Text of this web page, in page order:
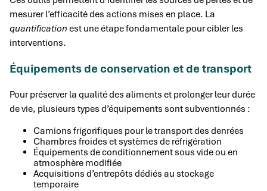
mesurer l’efficacité des actions mises en place. La
quantification est une étape fondamentale pour cibler les
interventions.
Équipements de conservation et de transport
Pour préserver la qualité des aliments et prolonger leur durée
de vie, plusieurs types d’équipements sont subventionnés :
Camions frigorifiques pour le transport des denrées
Chambres froides et systèmes de réfrigération
Équipements de conditionnement sous vide ou en
atmosphère modifiée
Acquisitions d’entrepôts dédiés au stockage
temporaire